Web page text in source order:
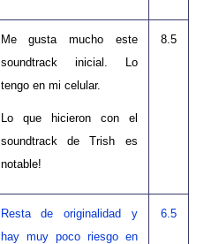
Me gusta mucho este
soundtrack inicial. Lo
tengo en mi celular.
Lo que hicieron con el
soundtrack de Trish es
notable!
8.5
Resta de originalidad y
hay muy poco riesgo en
6.5